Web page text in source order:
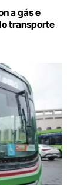
a gás e
transporte